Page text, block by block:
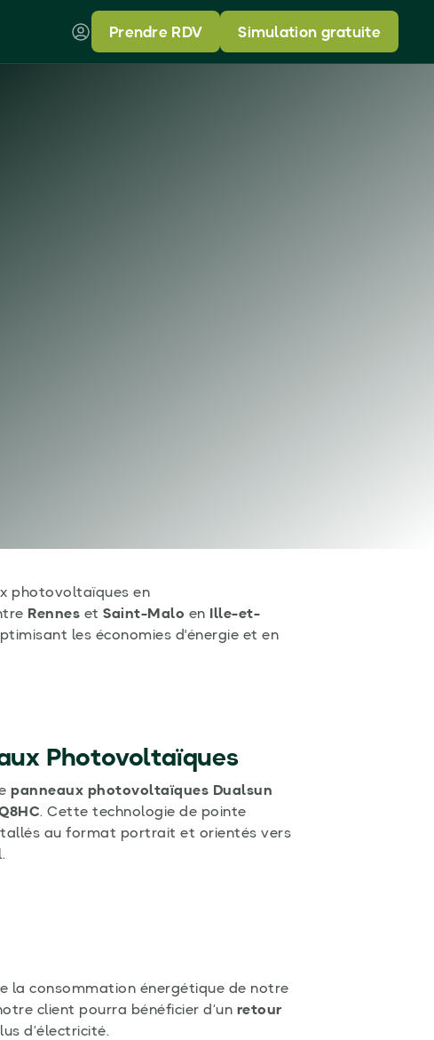
Prendre RDV Simulation gratuite
photovoltaïques en
Rennes et Saint-Malo en
Ille-et-
les économies d'énergie et en
Photovoltaïques
panneaux photovoltaïques Dualsun
. Cette technologie de pointe
au format portrait et orientés vers
la consommation énergétique de notre
client pourra bénéficier d’un retour
d’électricité.